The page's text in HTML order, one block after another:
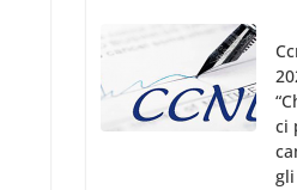
ci
gli